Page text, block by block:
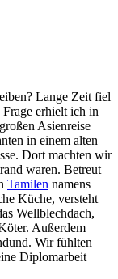
Lange Zeit fiel
erhielt ich in
Asienreise
in einem alten
Dort machten wir
waren. Betreut
Tamilen namens
Küche, versteht
Wellblechdach,
Außerdem
Wir fühlten
Diplomarbeit